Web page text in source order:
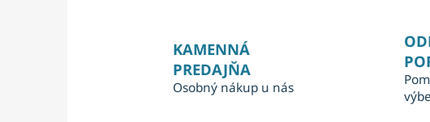
KAMENNÁ
PREDAJŇA
Osobný nákup u nás